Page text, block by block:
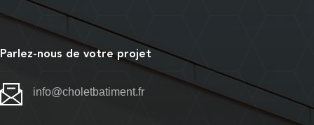
Parlez-nous de votre projet
info@choletbatiment.fr